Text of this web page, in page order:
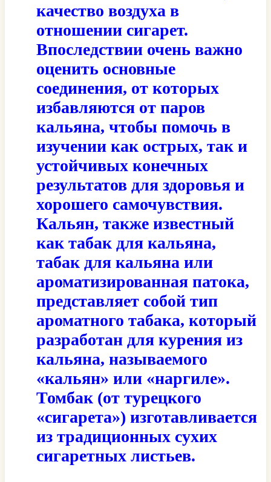
качество воздуха в
отношении сигарет.
Впоследствии очень важно
оценить основные
соединения, от которых
избавляются от паров
кальяна, чтобы помочь в
изучении как острых, так и
устойчивых конечных
результатов для здоровья и
хорошего самочувствия.
Кальян, также известный
как табак для кальяна,
табак для кальяна или
ароматизированная патока,
представляет собой тип
ароматного табака, который
разработан для курения из
кальяна, называемого
«кальян» или «наргиле».
Томбак (от турецкого
«сигарета») изготавливается
из традиционных сухих
сигаретных листьев.